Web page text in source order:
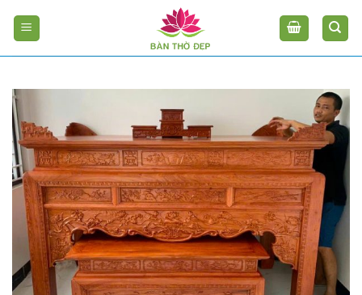
đến